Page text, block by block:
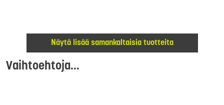
Näytä lisää samankaltaisia tuotteita
Vaihtoehtoja...